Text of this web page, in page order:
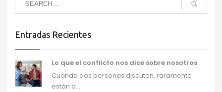
Entradas Recientes
Lo que el conflicto nos dice sobre nosotros
Cuando dos personas discuten, raramente
están d...